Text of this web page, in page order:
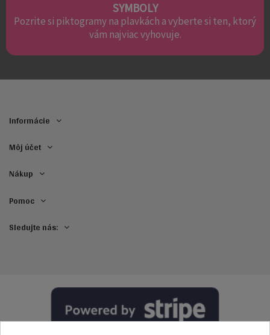
SYMBOLY
Pozrite si piktogramy na plavkách a vyberte si ten, ktorý
vám najviac vyhovuje.
Informácie
Môj účet
Nákup
Pomoc
Sledujte nás: